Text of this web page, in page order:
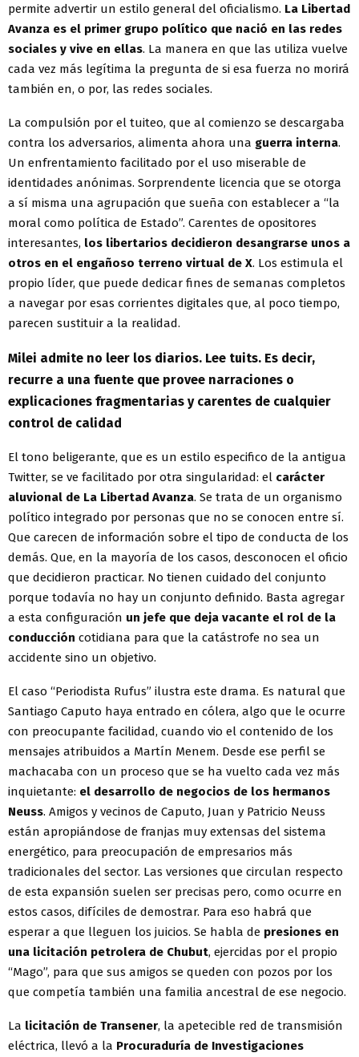
permite advertir un estilo general del oficialismo. La Libertad
Avanza es el primer grupo político que nació en las redes
sociales y vive en ellas. La manera en que las utiliza vuelve
cada vez más legítima la pregunta de si esa fuerza no morirá
también en, o por, las redes sociales.
La compulsión por el tuiteo, que al comienzo se descargaba
contra los adversarios, alimenta ahora una guerra interna.
Un enfrentamiento facilitado por el uso miserable de
identidades anónimas. Sorprendente licencia que se otorga
a sí misma una agrupación que sueña con establecer a “la
moral como política de Estado”. Carentes de opositores
interesantes, los libertarios decidieron desangrarse unos a
otros en el engañoso terreno virtual de X. Los estimula el
propio líder, que puede dedicar fines de semanas completos
a navegar por esas corrientes digitales que, al poco tiempo,
parecen sustituir a la realidad.
Milei admite no leer los diarios. Lee tuits. Es decir,
recurre a una fuente que provee narraciones o
explicaciones fragmentarias y carentes de cualquier
control de calidad
El tono beligerante, que es un estilo especifico de la antigua
Twitter, se ve facilitado por otra singularidad: el carácter
aluvional de La Libertad Avanza. Se trata de un organismo
político integrado por personas que no se conocen entre sí.
Que carecen de información sobre el tipo de conducta de los
demás. Que, en la mayoría de los casos, desconocen el oficio
que decidieron practicar. No tienen cuidado del conjunto
porque todavía no hay un conjunto definido. Basta agregar
a esta configuración un jefe que deja vacante el rol de la
conducción cotidiana para que la catástrofe no sea un
accidente sino un objetivo.
El caso “Periodista Rufus” ilustra este drama. Es natural que
Santiago Caputo haya entrado en cólera, algo que le ocurre
con preocupante facilidad, cuando vio el contenido de los
mensajes atribuidos a Martín Menem. Desde ese perfil se
machacaba con un proceso que se ha vuelto cada vez más
inquietante: el desarrollo de negocios de los hermanos
Neuss. Amigos y vecinos de Caputo, Juan y Patricio Neuss
están apropiándose de franjas muy extensas del sistema
energético, para preocupación de empresarios más
tradicionales del sector. Las versiones que circulan respecto
de esta expansión suelen ser precisas pero, como ocurre en
estos casos, difíciles de demostrar. Para eso habrá que
esperar a que lleguen los juicios. Se habla de presiones en
una licitación petrolera de Chubut, ejercidas por el propio
“Mago”, para que sus amigos se queden con pozos por los
que competía también una familia ancestral de ese negocio.
La licitación de Transener, la apetecible red de transmisión
eléctrica, llevó a la Procuraduría de Investigaciones